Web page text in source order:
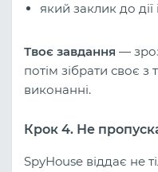
який заклик до дії
Твоє завдання —
потім зібрати своє
виконанні.
Крок 4. Не
SpyHouse віддає не